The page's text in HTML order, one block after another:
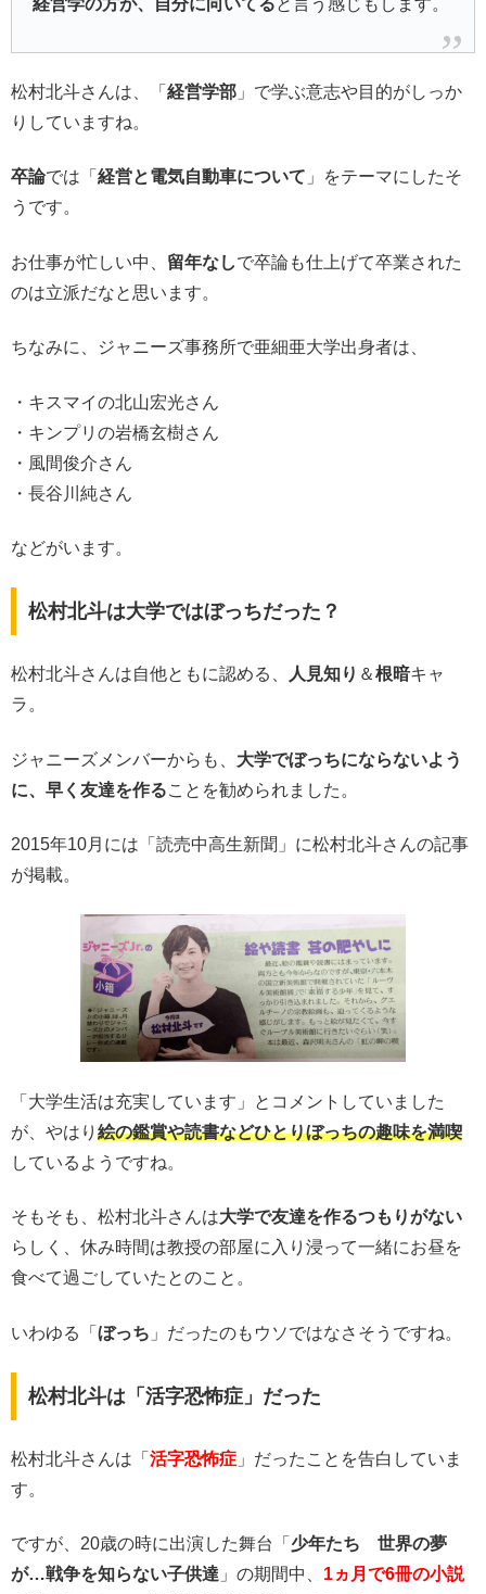
経営学の方が、自分に向いてると言う感じもします。
松村北斗さんは、「 経営学部 」で学ぶ意志や目的がしっか
りしていますね。
卒論では「 経営と電気自動車について 」をテーマにしたそ
うです。
お仕事が忙しい中、 留年なしで卒論も仕上げて卒業された
のは立派だなと思います。
ちなみに、ジャニーズ事務所で亜細亜大学出身者は、
・キスマイの北山宏光さん
・キンプリの岩橋玄樹さん
・風間俊介さん
・長谷川純さん
などがいます。
松村北斗は大学ではぼっちだった？
松村北斗さんは自他ともに認める、 人見知り ＆根暗キャ
ラ。
ジャニーズメンバーからも、 大学でぼっちにならないよう
に、早く友達を作ることを勧められました。
2015年10月には「読売中高生新聞」に松村北斗さんの記事
が掲載。
「大学生活は充実しています」とコメントしていました
が、やはり 絵の鑑賞や読書などひとりぼっちの趣味を満喫
しているようですね。
そもそも、松村北斗さんは大学で友達を作るつもりがない
らしく、休み時間は教授の部屋に入り浸って一緒にお昼を
食べて過ごしていたとのこと。
いわゆる「 ぼっち 」だったのもウソではなさそうですね。
松村北斗は「活字恐怖症」だった
松村北斗さんは「 活字恐怖症 」だったことを告白していま
す。
ですが、20歳の時に出演した舞台「 少年たち 世界の夢
が…戦争を知らない子供達 」の期間中、 1ヵ月で6冊の小説